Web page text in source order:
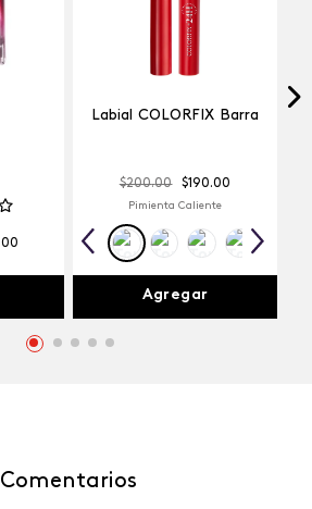
00
Labial COLORFIX Barra
$200.00 $190.00
Pimienta Caliente
Agregar
Comentarios